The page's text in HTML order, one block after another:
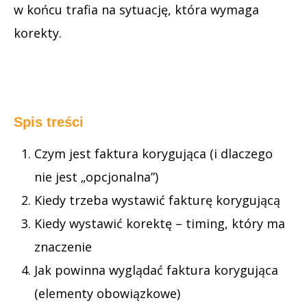
w końcu trafia na sytuację, która wymaga
korekty.
Spis treści
Czym jest faktura korygująca (i dlaczego
nie jest „opcjonalna”)
Kiedy trzeba wystawić fakturę korygującą
Kiedy wystawić korektę – timing, który ma
znaczenie
Jak powinna wyglądać faktura korygująca
(elementy obowiązkowe)